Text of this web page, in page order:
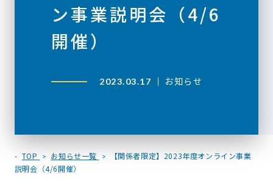
ン事業説明会（4/6
開催）
2023.03.17 お知らせ
TOP お知らせ一覧
【関係者限定】2023年度オンライン事業
説明会（4/6開催）